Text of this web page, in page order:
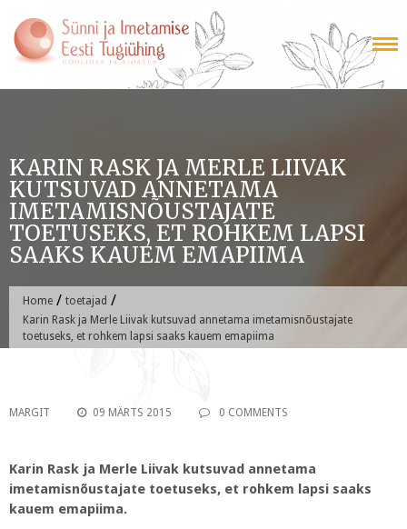
content
KARIN RASK JA MERLE LIIVAK
KUTSUVAD ANNETAMA
IMETAMISNÕUSTAJATE
TOETUSEKS, ET ROHKEM LAPSI
SAAKS KAUEM EMAPIIMA
Home / toetajad /
Karin Rask ja Merle Liivak kutsuvad annetama imetamisnõustajate
toetuseks, et rohkem lapsi saaks kauem emapiima
MARGIT 09 MÄRTS 2015 0 COMMENTS
Karin Rask ja Merle Liivak kutsuvad annetama
imetamisnõustajate toetuseks, et rohkem lapsi saaks
kauem emapiima.